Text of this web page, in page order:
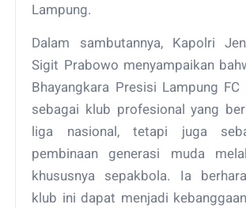
Lampung.
Dalam sambutannya, Kapolri
Sigit Prabowo menyampaikan
Bhayangkara Presisi Lampung FC
sebagai klub profesional yang
liga nasional, tetapi juga
pembinaan generasi muda
khususnya sepakbola. Ia
klub ini dapat menjadi